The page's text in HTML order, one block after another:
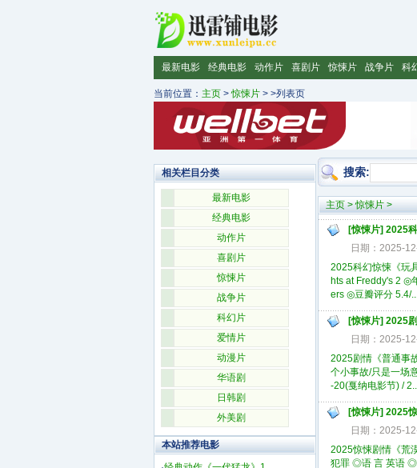
最新电影 经典电影 动作片 喜剧片 惊悚片 战争片 科
当前位置： 主页 >惊悚片 > >列表页
相关栏目分类
最新电影
经典电影
动作片
喜剧片
惊悚片
战争片
科幻片
爱情片
动漫片
华语剧
日韩剧
外美剧
本站推荐电影
搜索:
主页>惊悚片>
[惊悚片] 2025
日期：2025-
2025科幻惊悚《玩
hts at Freddy's 2 ◎
ers ◎豆瓣评分 5.4/
[惊悚片] 2025
日期：2025-
2025剧情《普通事
个小事故/只是一场
-20(戛纳电影节) /
[惊悚片] 2025
日期：2025-
2025惊悚剧情《荒
犯罪 ◎语 言 英语 ◎